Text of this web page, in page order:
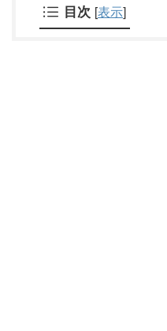
目次 [表示]